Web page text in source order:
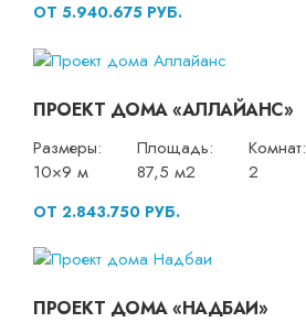
ОТ 5.940.675 РУБ.
ПРОЕКТ ДОМА «АЛЛАЙАНС»
Размеры:
10×9 м
Площадь:
87,5 м2
Комнат:
2
ОТ 2.843.750 РУБ.
ПРОЕКТ ДОМА «НАДБАИ»